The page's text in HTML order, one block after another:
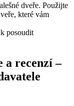
dveře. Použijte
které vám
a recenzí –